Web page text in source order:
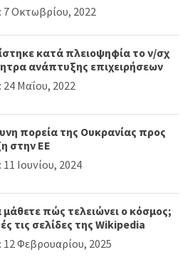
7 Οκτωβρίου, 2022
κατά πλειοψηφία το ν/σχ
ανάπτυξης επιχειρήσεων
Μαΐου, 2022
πορεία της Ουκρανίας προς
στην ΕΕ
Ιουνίου, 2024
μάθετε πώς τελειώνει ο κόσμος;
τις σελίδες της Wikipedia
Φεβρουαρίου, 2025